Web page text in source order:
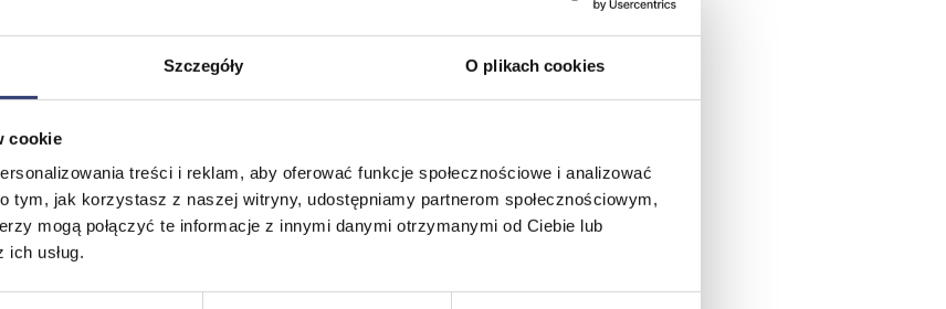
Szczegóły O plikach cookies
cookie
treści i reklam, aby oferować funkcje społecznościowe i analizować
tym, jak korzystasz z naszej witryny, udostępniamy partnerom społecznościowym,
mogą połączyć te informacje z innymi danymi otrzymanymi od Ciebie lub
usług.